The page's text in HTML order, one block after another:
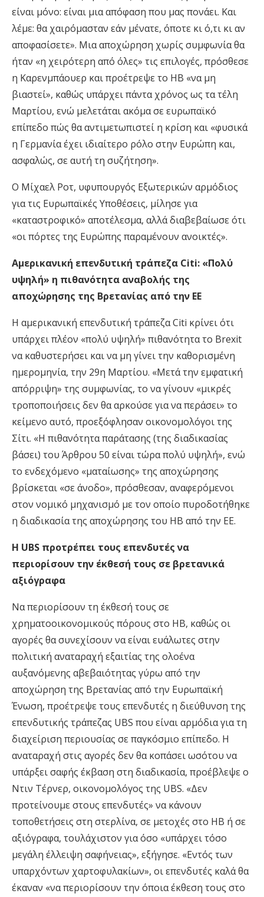
είναι μόνο: είναι μια απόφαση που μας πονάει. Και
λέμε: θα χαιρόμασταν εάν μένατε, όποτε κι ό,τι κι αν
αποφασίσετε». Μια αποχώρηση χωρίς συμφωνία θα
ήταν «η χειρότερη από όλες» τις επιλογές, πρόσθεσε
η Καρενμπάουερ και προέτρεψε το ΗΒ «να μη
βιαστεί», καθώς υπάρχει πάντα χρόνος ως τα τέλη
Μαρτίου, ενώ μελετάται ακόμα σε ευρωπαϊκό
επίπεδο πώς θα αντιμετωπιστεί η κρίση και «φυσικά
η Γερμανία έχει ιδιαίτερο ρόλο στην Ευρώπη και,
ασφαλώς, σε αυτή τη συζήτηση».
Ο Μίχαελ Ροτ, υφυπουργός Εξωτερικών αρμόδιος
για τις Ευρωπαϊκές Υποθέσεις, μίλησε για
«καταστροφικό» αποτέλεσμα, αλλά διαβεβαίωσε ότι
«οι πόρτες της Ευρώπης παραμένουν ανοικτές».
Αμερικανική επενδυτική τράπεζα Citi: «Πολύ
υψηλή» η πιθανότητα αναβολής της
αποχώρησης της Βρετανίας από την ΕΕ
Η αμερικανική επενδυτική τράπεζα Citi κρίνει ότι
υπάρχει πλέον «πολύ υψηλή» πιθανότητα το Brexit
να καθυστερήσει και να μη γίνει την καθορισμένη
ημερομηνία, την 29η Μαρτίου. «Μετά την εμφατική
απόρριψη» της συμφωνίας, το να γίνουν «μικρές
τροποποιήσεις δεν θα αρκούσε για να περάσει» το
κείμενο αυτό, προεξόφλησαν οικονομολόγοι της
Σίτι. «Η πιθανότητα παράτασης (της διαδικασίας
βάσει) του Άρθρου 50 είναι τώρα πολύ υψηλή», ενώ
το ενδεχόμενο «ματαίωσης» της αποχώρησης
βρίσκεται «σε άνοδο», πρόσθεσαν, αναφερόμενοι
στον νομικό μηχανισμό με τον οποίο πυροδοτήθηκε
η διαδικασία της αποχώρησης του ΗΒ από την ΕΕ.
Η UBS προτρέπει τους επενδυτές να
περιορίσουν την έκθεσή τους σε βρετανικά
αξιόγραφα
Να περιορίσουν τη έκθεσή τους σε
χρηματοοικονομικούς πόρους στο ΗΒ, καθώς οι
αγορές θα συνεχίσουν να είναι ευάλωτες στην
πολιτική αναταραχή εξαιτίας της ολοένα
αυξανόμενης αβεβαιότητας γύρω από την
αποχώρηση της Βρετανίας από την Ευρωπαϊκή
Ένωση, προέτρεψε τους επενδυτές η διεύθυνση της
επενδυτικής τράπεζας UBS που είναι αρμόδια για τη
διαχείριση περιουσίας σε παγκόσμιο επίπεδο. Η
αναταραχή στις αγορές δεν θα κοπάσει ωσότου να
υπάρξει σαφής έκβαση στη διαδικασία, προέβλεψε ο
Ντιν Τέρνερ, οικονομολόγος της UBS. «Δεν
προτείνουμε στους επενδυτές» να κάνουν
τοποθετήσεις στη στερλίνα, σε μετοχές στο ΗΒ ή σε
αξιόγραφα, τουλάχιστον για όσο «υπάρχει τόσο
μεγάλη έλλειψη σαφήνειας», εξήγησε. «Εντός των
υπαρχόντων χαρτοφυλακίων», οι επενδυτές καλά θα
έκαναν «να περιορίσουν την όποια έκθεση τους στο